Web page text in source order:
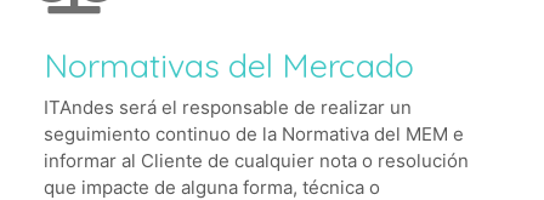
Normativas del Mercado
ITAndes será el responsable de realizar un
seguimiento continuo de la Normativa del MEM e
informar al Cliente de cualquier nota o resolución
que impacte de alguna forma, técnica o